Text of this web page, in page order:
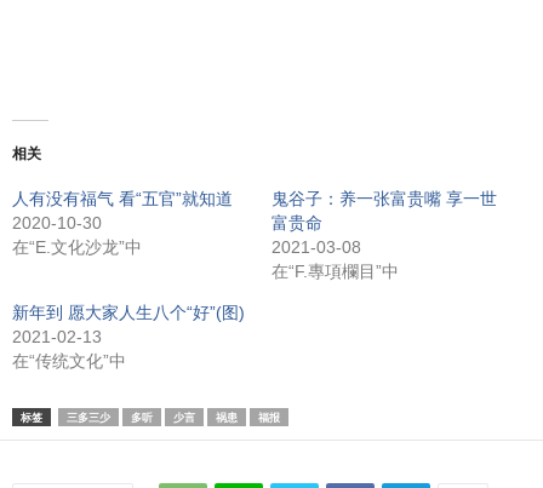
相关
人有没有福气 看“五官”就知道
2020-10-30
在“E.文化沙龙”中
鬼谷子：养一张富贵嘴 享一世
富贵命
2021-03-08
在“F.專項欄目”中
新年到 愿大家人生八个“好”(图)
2021-02-13
在“传统文化”中
标签 三多三少 多听 少言 祸患 福报